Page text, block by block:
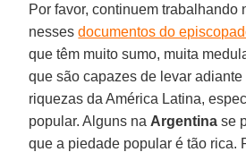
Por favor, continuem trabalhando
nessesdocumentos do
que têm muito sumo, muita
que são capazes de levar
riquezas da América Latina,
popular. Alguns na Argentina se
que a piedade popular é tão rica.